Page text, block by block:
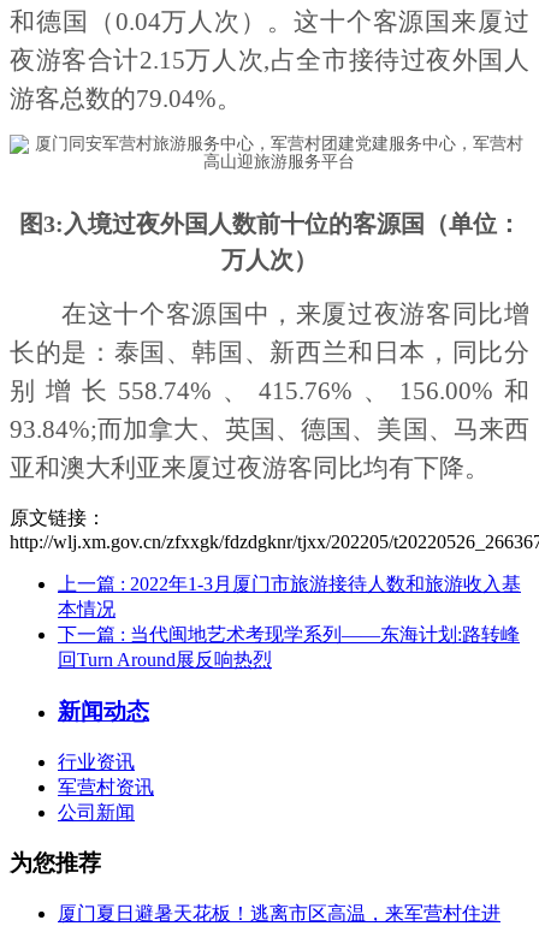
和德国（0.04万人次）。这十个客源国来厦过
夜游客合计2.15万人次,占全市接待过夜外国人
游客总数的79.04%。
图3:入境过夜外国人数前十位的客源国（单位：
万人次）
在这十个客源国中，来厦过夜游客同比增
长的是：泰国、韩国、新西兰和日本，同比分
别增长 558.74%、 415.76%、 156.00%和
93.84%;而加拿大、英国、德国、美国、马来西
亚和澳大利亚来厦过夜游客同比均有下降。
原文链接：
http://wlj.xm.gov.cn/zfxxgk/fdzdgknr/tjxx/202205/
上一篇 : 2022年1-3月厦门市旅游接待人数和旅游收入基
本情况
下一篇 : 当代闽地艺术考现学系列——东海计划:路转峰
回Turn Around展反响热烈
新闻动态
行业资讯
军营村资讯
公司新闻
为您推荐
厦门夏日避暑天花板！逃离市区高温，来军营村住进